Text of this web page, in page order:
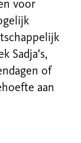
voor
Sadja's,
of
aan